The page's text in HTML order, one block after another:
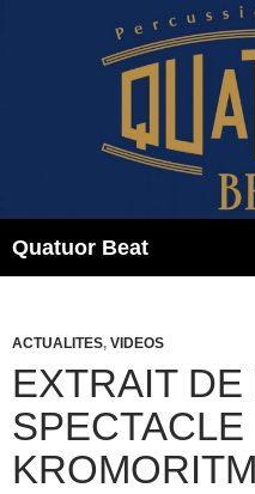
Quatuor Beat
ACTUALITES, VIDEOS
EXTRAIT
SPECTACLE